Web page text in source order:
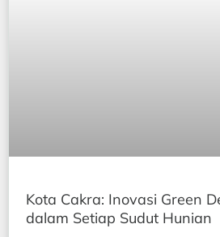
Kota Cakra: Inovasi Green
dalam Setiap Sudut Hunian